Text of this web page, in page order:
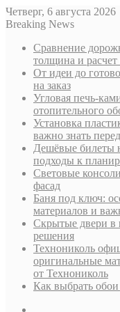
Четверг, 6 августа 2026
Breaking News
Сравнение
толщина и расчет
От идеи до
на заказ
Угловая печь-
отопительного
Установка
важно знать
Дешёвые билеты
подходы к
Световые
фасад
Баня под ключ:
материалов и
Скрытые двери в
решения
Технониколь
оригинальные
от Технониколь
Как выбрать